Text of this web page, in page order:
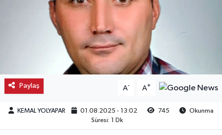
Paylaş A- A+
KEMAL YOLYAPAR 01.08.2025 - 13:02 745
Okunma
Süresi: 1 Dk
Kargı
Oğuzlar
Ortaköy